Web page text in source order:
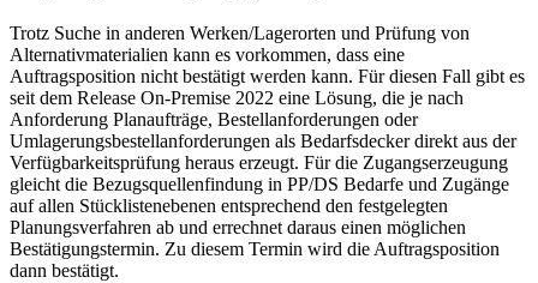
Trotz Suche in anderen Werken/Lagerorten und Prüfung von
Alternativmaterialien kann es vorkommen, dass eine
Auftragsposition nicht bestätigt werden kann. Für diesen Fall gibt es
seit dem Release On-Premise 2022 eine Lösung, die je nach
Anforderung Planaufträge, Bestellanforderungen oder
Umlagerungsbestellanforderungen als Bedarfsdecker direkt aus der
Verfügbarkeitsprüfung heraus erzeugt. Für die Zugangserzeugung
gleicht die Bezugsquellenfindung in PP/DS Bedarfe und Zugänge
auf allen Stücklistenebenen entsprechend den festgelegten
Planungsverfahren ab und errechnet daraus einen möglichen
Bestätigungstermin. Zu diesem Termin wird die Auftragsposition
dann bestätigt.